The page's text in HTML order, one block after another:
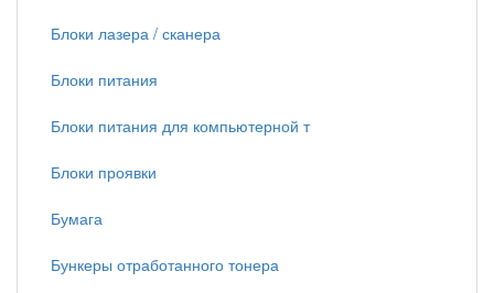
Блоки лазера / сканера
Блоки питания
Блоки питания для компьютерной т
Блоки проявки
Бумага
Бункеры отработанного тонера